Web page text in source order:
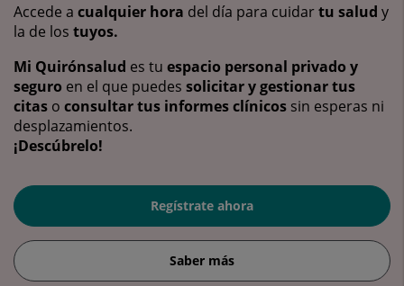
Accede a cualquier hora del día para cuidartu salud y
la de los tuyos.
Mi Quirónsalud es tu espacio personal privado y
seguro en el que puedes solicitar y gestionar tus
citas o consultar tus informes clínicos sin esperas ni
desplazamientos.
¡Descúbrelo!
Regístrate ahora
Saber más